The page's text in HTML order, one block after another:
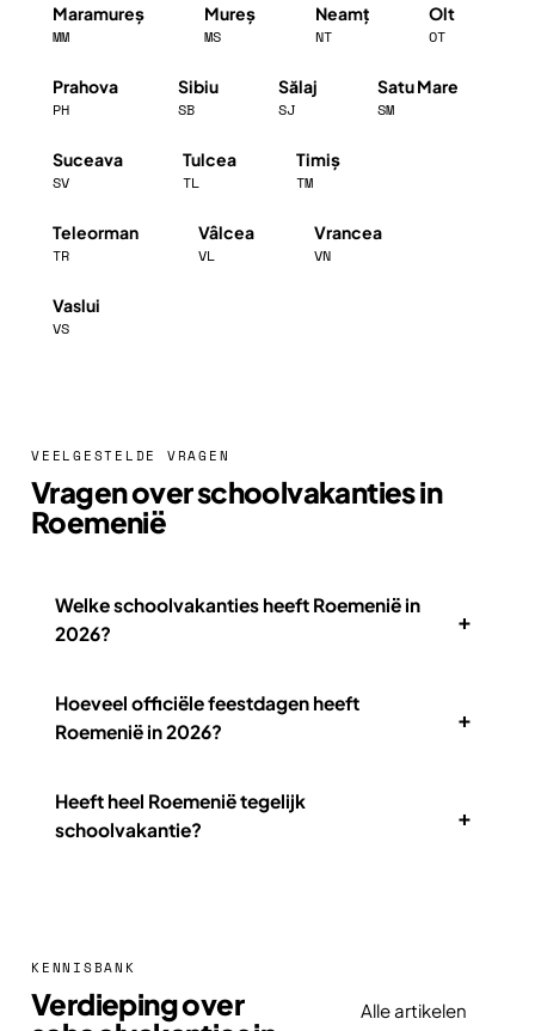
Maramureș
MM
Mureș
MS
Neamț
NT
Olt
OT
Prahova
PH
Sibiu
SB
Sălaj
SJ
Satu Mare
SM
Suceava
SV
Tulcea
TL
Timiș
TM
Teleorman
TR
Vâlcea
VL
Vrancea
VN
Vaslui
VS
VEELGESTELDE VRAGEN
Vragen over schoolvakanties in
Roemenië
Welke schoolvakanties heeft Roemenië in
2026?
+
Hoeveel officiële feestdagen heeft
Roemenië in 2026?
+
Heeft heel Roemenië tegelijk
schoolvakantie?
+
KENNISBANK
Verdieping over
Alle artikelen